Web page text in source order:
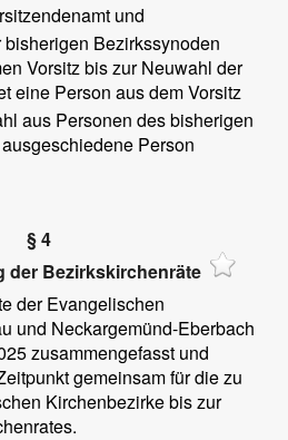
und
Bezirkssynoden
Vorsitz bis zur Neuwahl der
eine Person aus dem Vorsitz
aus Personen des bisherigen
Person
§ 4
der Bezirkskirchenräte
der Evangelischen
und Neckargemünd-Eberbach
zusammengefasst und
gemeinsam für die zu
Kirchenbezirke bis zur